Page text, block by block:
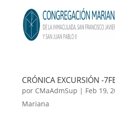
CRÓNICA EXCURSIÓN -
por CMaAdmSup | Feb 19,
Mariana